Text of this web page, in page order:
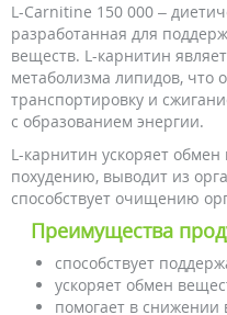
L-Carnitine 150 000 –
разработанная для
веществ. L-карнитин
метаболизма липидов, что
транспортировку и
с образованием энергии.
L-карнитин ускоряет обмен
похудению, выводит из
способствует очищению
Преимущества
способствует
ускоряет обмен
помогает в снижении